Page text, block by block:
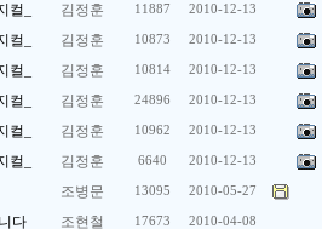
_ 김정훈 11887 2010-12-13
_ 김정훈 10873 2010-12-13
_ 김정훈 10814 2010-12-13
_ 김정훈 24896 2010-12-13
_ 김정훈 10962 2010-12-13
_ 김정훈 6640 2010-12-13
조병문 13095 2010-05-27
다 조현철 17673 2010-04-08